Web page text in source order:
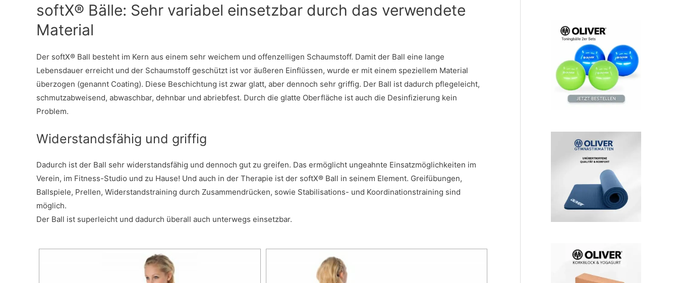
softX® Bälle: Sehr variabel einsetzbar durch das verwendete
Material
Der softX® Ball besteht im Kern aus einem sehr weichem und offenzelligen Schaumstoff. Damit der Ball eine lange
Lebensdauer erreicht und der Schaumstoff geschützt ist vor äußeren Einflüssen, wurde er mit einem speziellem Material
überzogen (genannt Coating). Diese Beschichtung ist zwar glatt, aber dennoch sehr griffig. Der Ball ist dadurch pflegeleicht,
schmutzabweisend, abwaschbar, dehnbar und abriebfest. Durch die glatte Oberfläche ist auch die Desinfizierung kein
Problem.
Widerstandsfähig und griffig
Dadurch ist der Ball sehr widerstandsfähig und dennoch gut zu greifen. Das ermöglicht ungeahnte Einsatzmöglichkeiten im
Verein, im Fitness-Studio und zu Hause! Und auch in der Therapie ist der softX® Ball in seinem Element. Greifübungen,
Ballspiele, Prellen, Widerstandstraining durch Zusammendrücken, sowie Stabilisations- und Koordinationstraining sind
möglich.
Der Ball ist superleicht und dadurch überall auch unterwegs einsetzbar.